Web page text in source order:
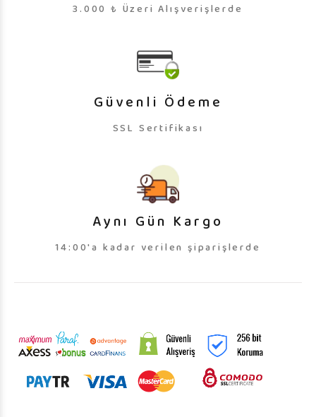
3.000 ₺ Üzeri Alışverişlerde
Güvenli Ödeme
SSL Sertifikası
Aynı Gün Kargo
14:00'a kadar verilen şiparişlerde